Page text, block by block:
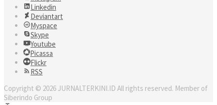
Linkedin
Deviantart
Myspace
Skype
Youtube
Picassa
Flickr
RSS
Copyright © 2026 JURNALTERKINI.ID All rights reserved. Member of
Siberindo Group